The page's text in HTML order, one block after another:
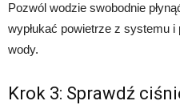
Pozwól wodzie swobodnie
wypłukać powietrze z systemu i
wody.
Krok 3: Sprawdź